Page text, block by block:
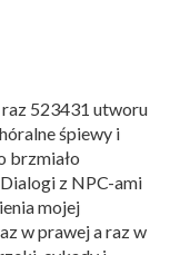
raz 523431 utworu
śpiewy i
brzmiało
z NPC-ami
mojej
w prawej a raz w